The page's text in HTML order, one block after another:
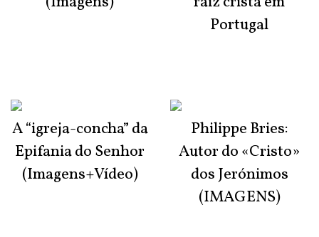
A “igreja-concha” da
Epifania do Senhor
(Imagens+Vídeo)
Portugal
Philippe Bries:
Autor do «Cristo»
dos Jerónimos
(IMAGENS)